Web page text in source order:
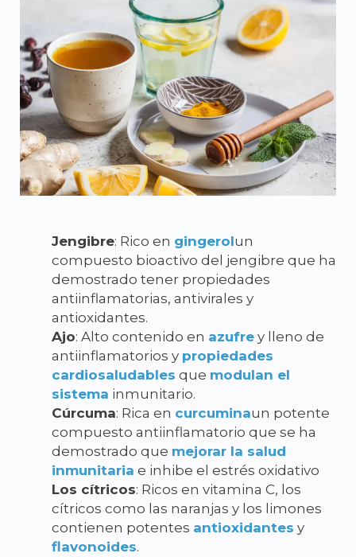
Jengibre: Rico en gingerolun
compuesto bioactivo del jengibre que ha
demostrado tener propiedades
antiinflamatorias, antivirales y
antioxidantes.
Ajo: Alto contenido en azufre y lleno de
antiinflamatorios y propiedades
cardiosaludables que modulan el
sistema inmunitario.
Cúrcuma: Rica en curcuminaun potente
compuesto antiinflamatorio que se ha
demostrado que mejorar la salud
inmunitaria e inhibe el estrés oxidativo
Los cítricos: Ricos en vitamina C, los
cítricos como las naranjas y los limones
contienen potentes antioxidantes y
flavonoides.